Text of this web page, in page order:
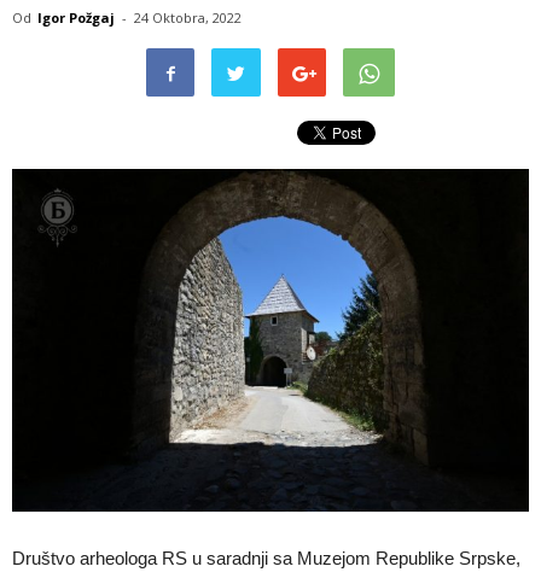
Od Igor Požgaj - 24 Oktobra, 2022
Društvo arheologa RS u saradnji sa Muzejom Republike Srpske,